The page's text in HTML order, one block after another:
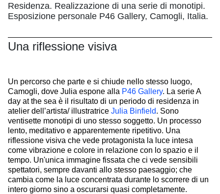
Residenza. Realizzazione di una serie di monotipi.
Esposizione personale P46 Gallery, Camogli, Italia.
Una riflessione visiva
Un percorso che parte e si chiude nello stesso luogo,
Camogli, dove Julia espone alla P46 Gallery. La serie A
day at the sea è il risultato di un periodo di residenza in
atelier dell’artista/ illustratrice Julia Binfield. Sono
ventisette monotipi di uno stesso soggetto. Un processo
lento, meditativo e apparentemente ripetitivo. Una
riflessione visiva che vede protagonista la luce intesa
come vibrazione e colore in relazione con lo spazio e il
tempo. Un'unica immagine fissata che ci vede sensibili
spettatori, sempre davanti allo stesso paesaggio; che
cambia come la luce concentrata durante lo scorrere di un
intero giorno sino a oscurarsi quasi completamente.